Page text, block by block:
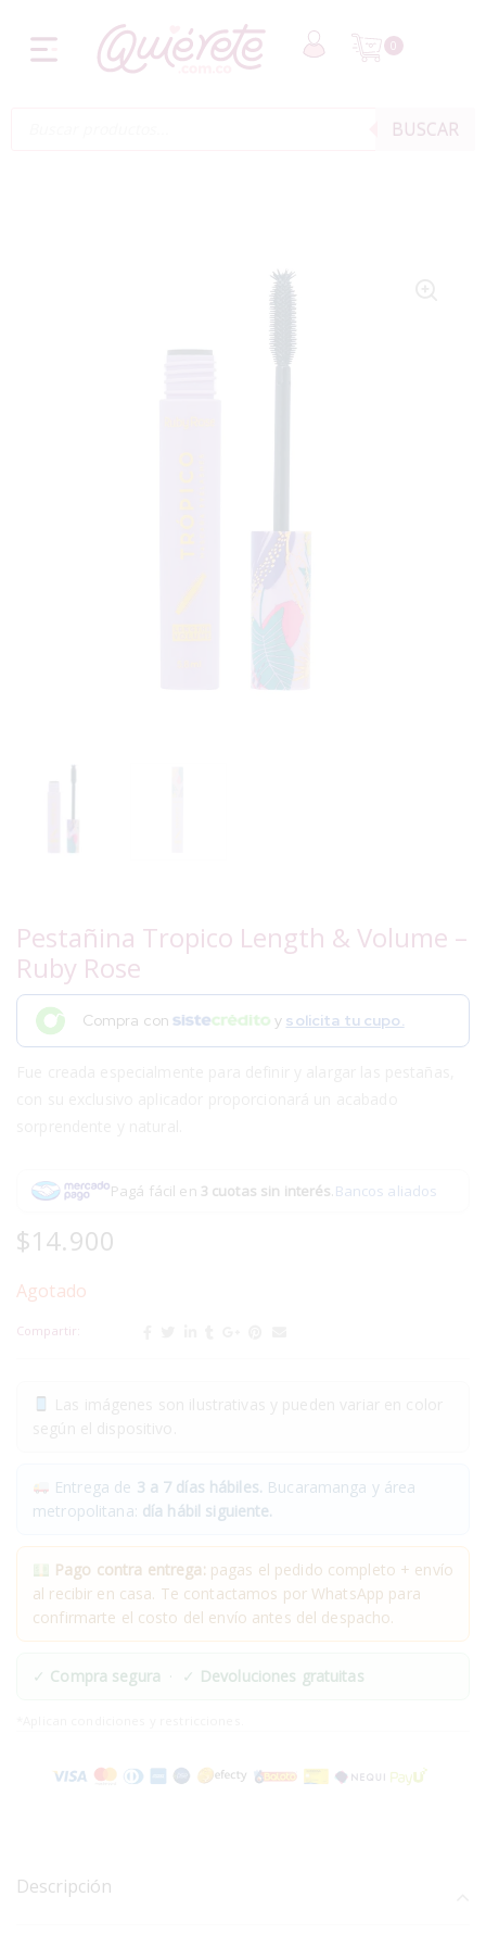
0
BUSCAR
Pestañina Tropico Length & Volume –
Ruby Rose
Compra con y solicita tu cupo.
Pagá fácil en 3 cuotas sin interés Bancos aliados
$14.900
Agotado
Compartir:
Entrega de 3 a 7 días hábiles. Bucaramanga y área
metropolitana: día hábil siguiente.
Pago contra entrega: pagas el pedido completo + envío
al recibir en casa. Te contactamos por WhatsApp para
confirmarte el costo del envío antes del despacho.
✓ Compra segura · ✓ Devoluciones gratuitas
Descripción